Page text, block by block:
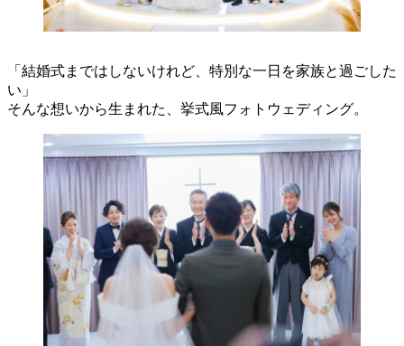
「結婚式まではしないけれど、特別な一日を家族と過ごした
い」
そんな想いから生まれた、挙式風フォトウェディング。